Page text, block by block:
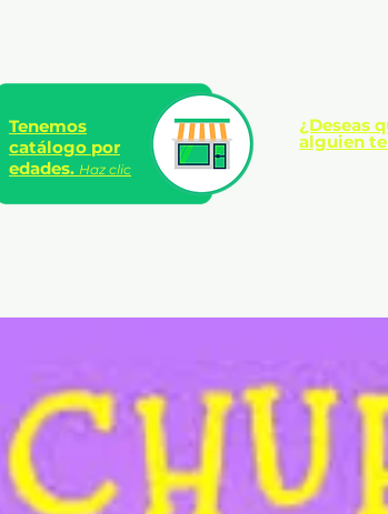
Tenemos
catálogo por
edades. Haz clic
¿Deseas
alguien